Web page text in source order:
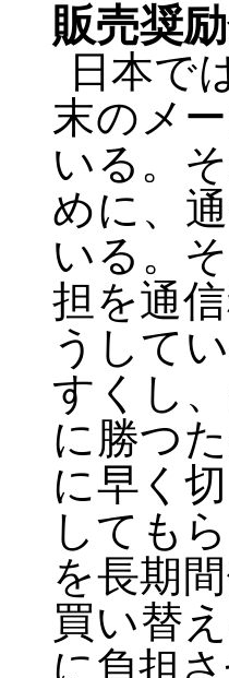
販売奨
日本で
末のメ
いる。
めに、
いる。
担を通
うして
すくし
に勝つ
に早く
しても
を長期
買い替
に負担